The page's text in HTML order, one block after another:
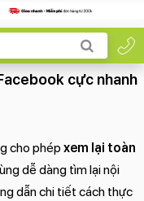
cực nhanh
cho phép xem lại toàn
dễ dàng tìm lại nội
dẫn chi tiết cách thực